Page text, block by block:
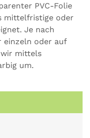
PVC-Folie
mittelfristige oder
Je nach
einzeln oder auf
wir mittels
um.